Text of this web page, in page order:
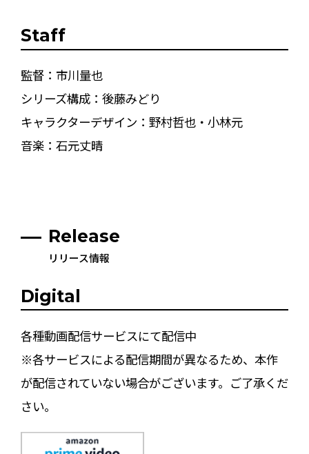
Staff
監督：市川量也
シリーズ構成：後藤みどり
キャラクターデザイン：野村哲也・小林元
音楽：石元丈晴
Release
リリース情報
Digital
各種動画配信サービスにて配信中
※各サービスによる配信期間が異なるため、本作
が配信されていない場合がございます。ご了承くだ
さい。